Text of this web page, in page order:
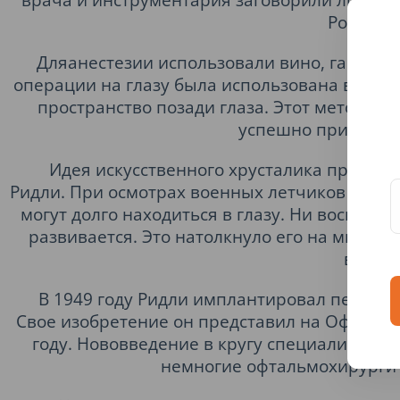
Роберта
Дляанестезии использовали вино,
операции на глазу была использована в
пространство позади глаза. Этот метод
успешно
Идея искусственного хрусталика
Ридли. При осмотрах военных летчиков с
могут долго находиться в глазу. Ни
развивается. Это натолкнуло его на мысль
В 1949 году Ридли имплантировал первый
Свое изобретение он представил на
году. Нововведение в кругу
немногие